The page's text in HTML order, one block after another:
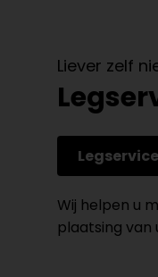
Liever zelf
Wij helpen u
plaatsing van